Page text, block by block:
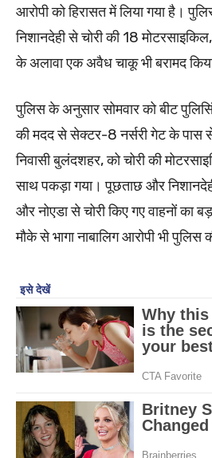
आरोपी को हिरासत में लिया गया है।
निशानदेही से चोरी की 18
के अलावा एक अवैध चाकू भी बरामद
पुलिस के अनुसार सोमवार को बीट
की मदद से सेक्टर-8 नर्सरी गेट के पास
निवासी बुलंदशहर, को चोरी की
साथ पकड़ा गया। पूछताछ और
और नोएडा से चोरी किए गए वाहनों का
मौके से भागा नाबालिग आरोपी भी